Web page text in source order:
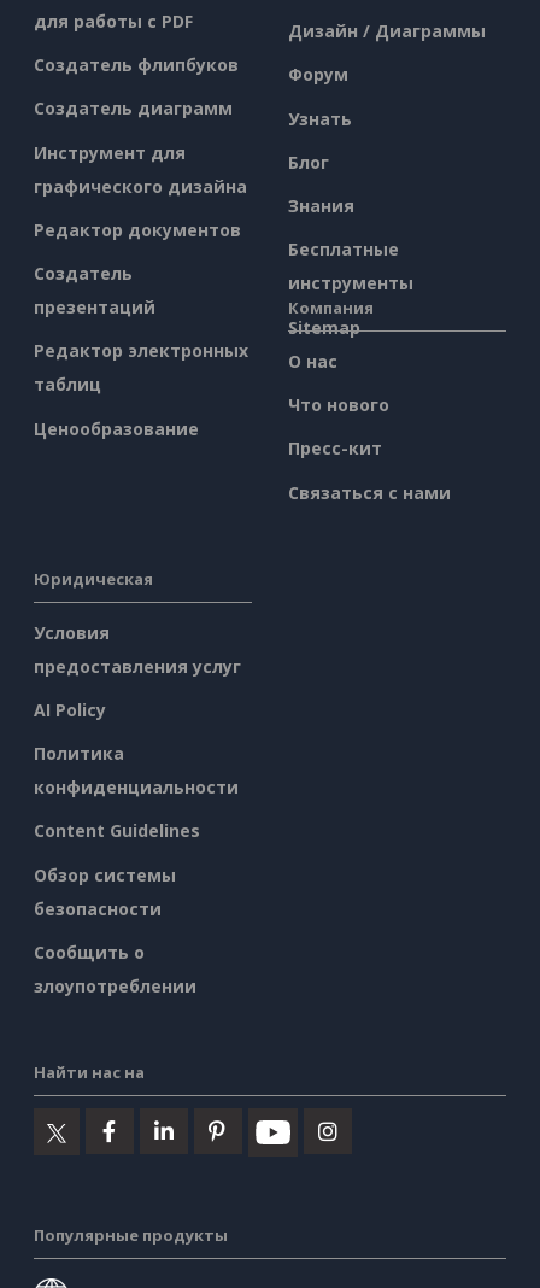
для работы с PDF
Создатель флипбуков
Создатель диаграмм
Инструмент для
графического дизайна
Редактор документов
Создатель
презентаций
Редактор электронных
таблиц
Ценообразование
Дизайн / Диаграммы
Форум
Узнать
Блог
Знания
Бесплатные
инструменты
Sitemap
Компания
О нас
Что нового
Пресс-кит
Связаться с нами
Юридическая
Условия
предоставления услуг
AI Policy
Политика
конфиденциальности
Content Guidelines
Обзор системы
безопасности
Сообщить о
злоупотреблении
Найти нас на
Популярные продукты